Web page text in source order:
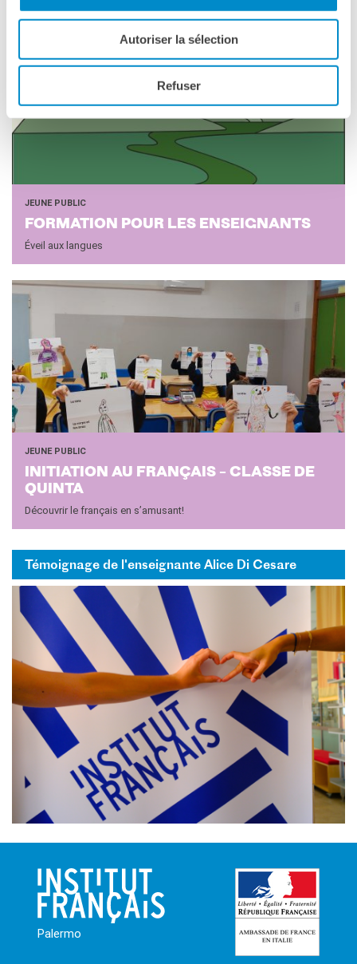
Autoriser la sélection
Refuser
JEUNE PUBLIC
FOR­MA­TION POUR LES EN­SEI­GNANTS
Éveil aux langues
JEUNE PUBLIC
INI­TIA­TION AU FRAN­ÇAIS – CLASSE DE
QUIN­TA
Découvrir le français en s’amusant!
Témoignage de l'enseignante Alice Di Cesare
Palermo